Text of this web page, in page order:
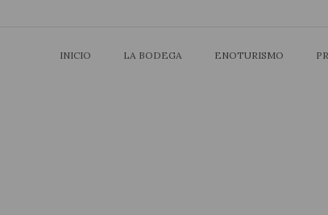
INICIO LA BODEGA ENOTURISMO
INICIO LA BODEGA ENOTURISMO